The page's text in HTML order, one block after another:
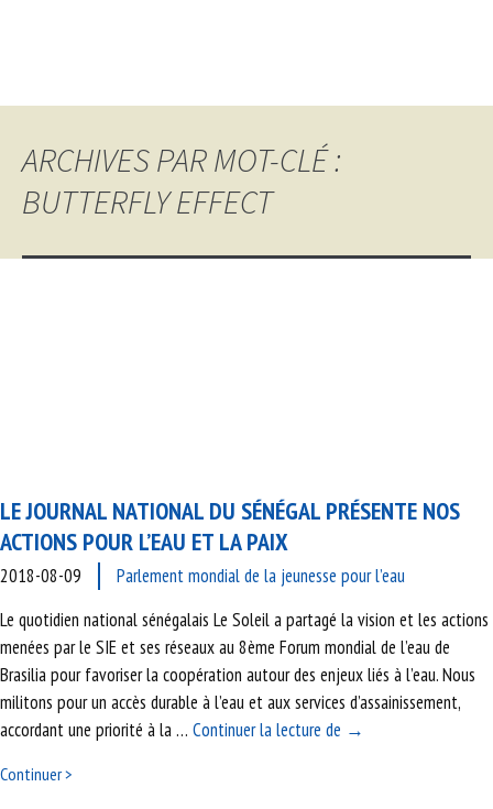
ARCHIVES PAR MOT-CLÉ :
BUTTERFLY EFFECT
LE JOURNAL NATIONAL DU SÉNÉGAL PRÉSENTE NOS
ACTIONS POUR L’EAU ET LA PAIX
2018-08-09
Parlement mondial de la jeunesse pour l’eau
Le quotidien national sénégalais Le Soleil a partagé la vision et les actions
menées par le SIE et ses réseaux au 8ème Forum mondial de l’eau de
Brasilia pour favoriser la coopération autour des enjeux liés à l’eau. Nous
militons pour un accès durable à l’eau et aux services d’assainissement,
accordant une priorité à la … Continuer la lecture de Le journal national
→
Continuer >